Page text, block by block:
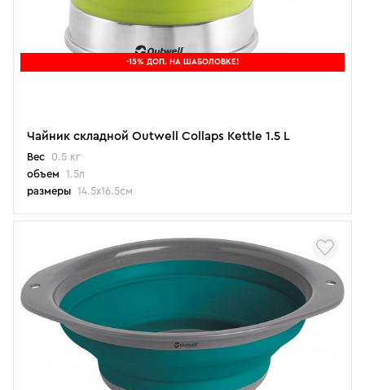
-15% ДОП. НА ШАБОЛОВКЕ!
Чайник складной Outwell Collaps Kettle 1.5 L
Вес
0.5 кг
объем
1.5л
размеры
14.5x16.5см